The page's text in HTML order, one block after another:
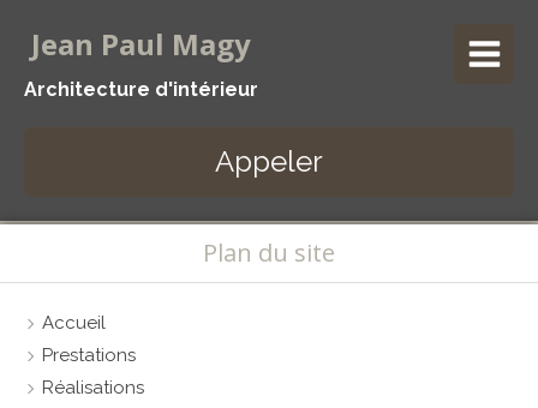
Jean Paul Magy
Architecture d'intérieur
Appeler
Plan du site
Accueil
Prestations
Réalisations